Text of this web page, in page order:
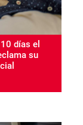
días el
su